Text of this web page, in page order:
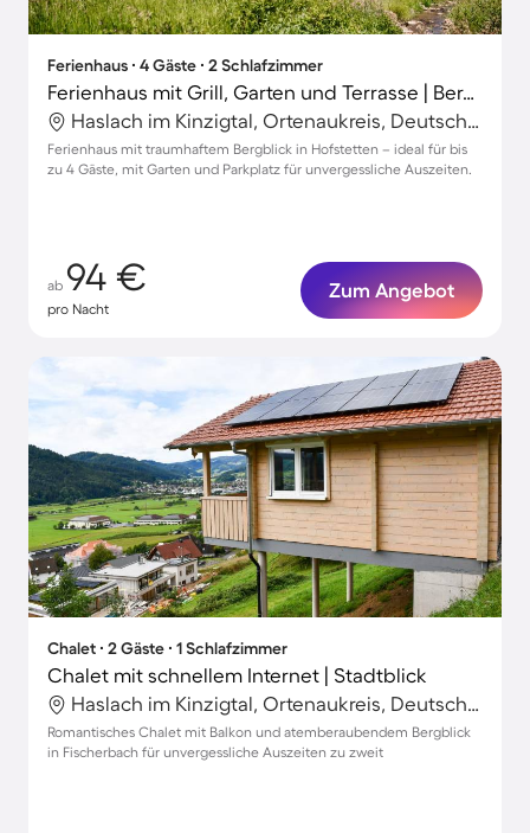
Ferienhaus ∙ 4 Gäste ∙ 2 Schlafzimmer
Ferienhaus mit Grill, Garten und Terrasse | Bergblick
Haslach im Kinzigtal, Ortenaukreis, Deutschland
Ferienhaus mit traumhaftem Bergblick in Hofstetten – ideal für bis
zu 4 Gäste, mit Garten und Parkplatz für unvergessliche Auszeiten.
ab 94 €
pro Nacht
Zum Angebot
Chalet ∙ 2 Gäste ∙ 1 Schlafzimmer
Chalet mit schnellem Internet | Stadtblick
Haslach im Kinzigtal, Ortenaukreis, Deutschland
Romantisches Chalet mit Balkon und atemberaubendem Bergblick
in Fischerbach für unvergessliche Auszeiten zu zweit